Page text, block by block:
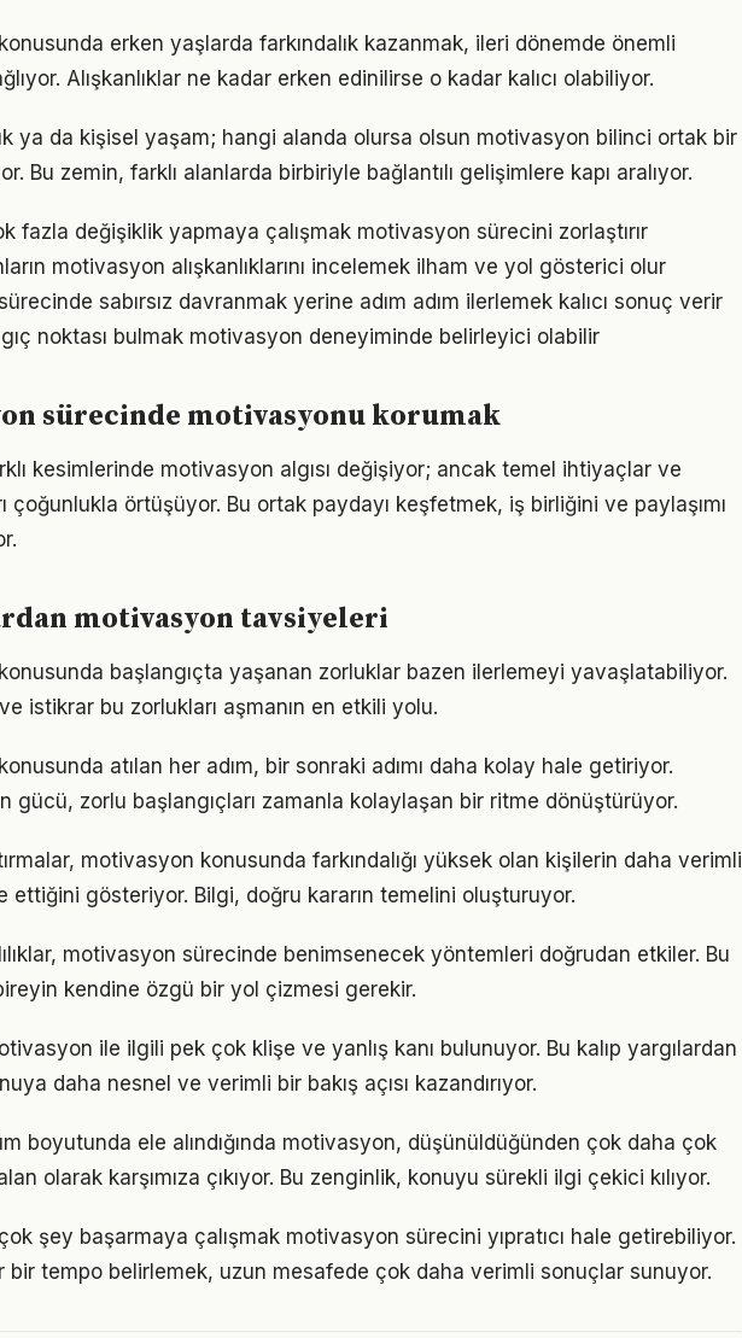
erken yaşlarda farkındalık kazanmak, ileri dönemde önemli
Alışkanlıklar ne kadar erken edinilirse o kadar kalıcı olabiliyor.
ya da kişisel yaşam; hangi alanda olursa olsun motivasyon bilinci ortak bir
Bu zemin, farklı alanlarda birbiriyle bağlantılı gelişimlere kapı aralıyor.
fazla değişiklik yapmaya çalışmak motivasyon sürecini zorlaştırır
motivasyon alışkanlıklarını incelemek ilham ve yol gösterici olur
sabırsız davranmak yerine adım adım ilerlemek kalıcı sonuç verir
noktası bulmak motivasyon deneyiminde belirleyici olabilir
sürecinde motivasyonu korumak
kesimlerinde motivasyon algısı değişiyor; ancak temel ihtiyaçlar ve
çoğunlukla örtüşüyor. Bu ortak paydayı keşfetmek, iş birliğini ve paylaşımı
motivasyon tavsiyeleri
başlangıçta yaşanan zorluklar bazen ilerlemeyi yavaşlatabiliyor.
istikrar bu zorlukları aşmanın en etkili yolu.
atılan her adım, bir sonraki adımı daha kolay hale getiriyor.
gücü, zorlu başlangıçları zamanla kolaylaşan bir ritme dönüştürüyor.
motivasyon konusunda farkındalığı yüksek olan kişilerin daha verimli
ettiğini gösteriyor. Bilgi, doğru kararın temelini oluşturuyor.
motivasyon sürecinde benimsenecek yöntemleri doğrudan etkiler. Bu
kendine özgü bir yol çizmesi gerekir.
ile ilgili pek çok klişe ve yanlış kanı bulunuyor. Bu kalıp yargılardan
daha nesnel ve verimli bir bakış açısı kazandırıyor.
boyutunda ele alındığında motivasyon, düşünüldüğünden çok daha çok
olarak karşımıza çıkıyor. Bu zenginlik, konuyu sürekli ilgi çekici kılıyor.
şey başarmaya çalışmak motivasyon sürecini yıpratıcı hale getirebiliyor.
bir tempo belirlemek, uzun mesafede çok daha verimli sonuçlar sunuyor.